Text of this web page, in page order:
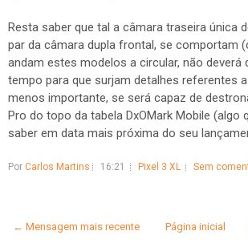
Resta saber que tal a câmara traseira única
par da câmara dupla frontal, se comportam
andam estes modelos a circular, não deverá
tempo para que surjam detalhes referentes
menos importante, se será capaz de
Pro do topo da tabela DxOMark Mobile (algo
saber em data mais próxima do seu
Por Carlos Martins 16:21 Pixel 3 XL Sem
← Mensagem mais recente Página inicial